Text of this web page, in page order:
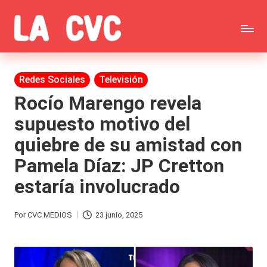
Saltar
al
contenido
C
o
p
u
c
h
a
s
y
ar
Todas
las
noticias
de
la
farándula,
Realitys,
Tierra
Gran
Publicada
en
Redes Sociales Televisión
Rocío Marengo revela
supuesto motivo del
quiebre de su amistad con
Pamela Díaz: JP Cretton
estaría involucrado
Publicado
PorCVC MEDIOS 23 junio, 2025